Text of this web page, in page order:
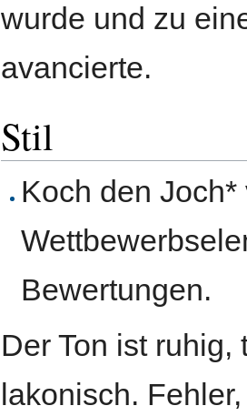
wurde und zu
avancierte.
Stil
Koch den
Bewertungen.
Der Ton ist
lakonisch.